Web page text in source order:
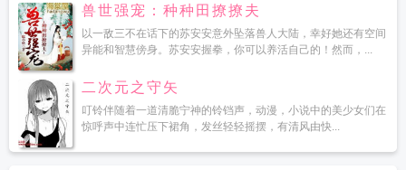
兽世强宠：种种田撩撩夫
以一敌三不在话下的苏安安意外坠落兽人大陆，幸好她还有空间
异能和智慧傍身。苏安安握拳，你可以养活自己的！然而，...
二次元之守矢
叮铃伴随着一道清脆宁神的铃铛声，动漫，小说中的美少女们在
惊呼声中连忙压下裙角，发丝轻轻摇摆，有清风由快...